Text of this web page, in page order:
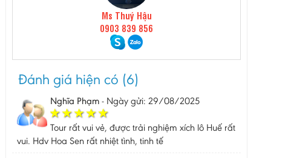
Ms Thuý Hậu
0903 839 856
Đánh giá hiện có (6)
Nghĩa Phạm - Ngày gửi: 29/08/2025
Tour rất vui vẻ, được trải nghiệm xích lô Huế rất
vui. Hdv Hoa Sen rất nhiệt tình, tinh tế